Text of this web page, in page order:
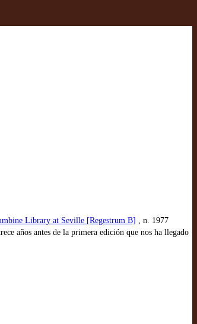
Library at Seville [Regestrum B] , n. 1977
años antes de la primera edición que nos ha llegado